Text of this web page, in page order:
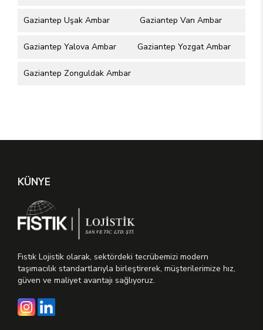
Gaziantep Uşak Ambar Gaziantep Van Ambar
Gaziantep Yalova Ambar Gaziantep Yozgat Ambar
Gaziantep Zonguldak Ambar
KÜNYE
Fıstık Lojistik olarak, sektördeki tecrübemizi modern
taşımacılık standartlarıyla birleştirerek, müşterilerimize hız,
güven ve maliyet avantajı sağlıyoruz.